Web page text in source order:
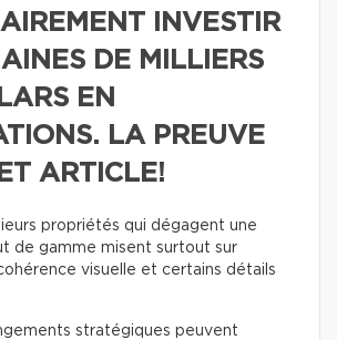
INVESTIR
DE MILLIERS
EN
LA PREUVE
ARTICLE!
propriétés qui dégagent une
de gamme misent surtout sur
cohérence visuelle et certains détails
stratégiques peuvent